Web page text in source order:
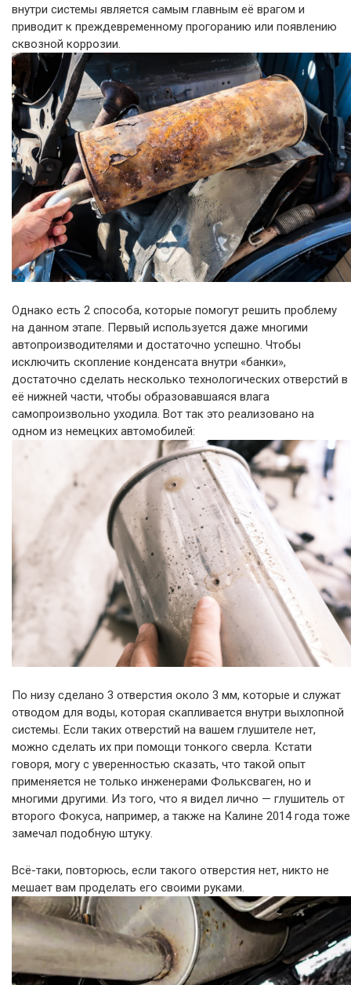
внутри системы является самым главным её врагом и
приводит к преждевременному прогоранию или появлению
сквозной коррозии.
Однако есть 2 способа, которые помогут решить проблему
на данном этапе. Первый используется даже многими
автопроизводителями и достаточно успешно. Чтобы
исключить скопление конденсата внутри «банки»,
достаточно сделать несколько технологических отверстий в
её нижней части, чтобы образовавшаяся влага
самопроизвольно уходила. Вот так это реализовано на
одном из немецких автомобилей:
По низу сделано 3 отверстия около 3 мм, которые и служат
отводом для воды, которая скапливается внутри выхлопной
системы. Если таких отверстий на вашем глушителе нет,
можно сделать их при помощи тонкого сверла. Кстати
говоря, могу с уверенностью сказать, что такой опыт
применяется не только инженерами Фольксваген, но и
многими другими. Из того, что я видел лично — глушитель от
второго Фокуса, например, а также на Калине 2014 года тоже
замечал подобную штуку.
Всё-таки, повторюсь, если такого отверстия нет, никто не
мешает вам проделать его своими руками.